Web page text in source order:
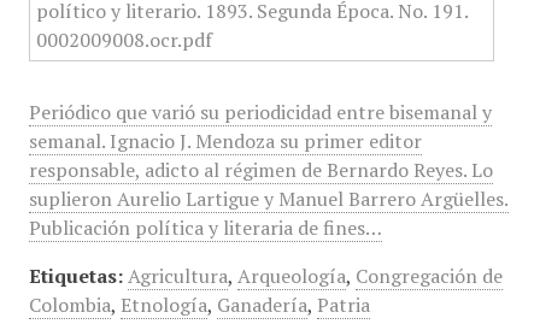
Periódico que varió su periodicidad entre bisemanal y
semanal. Ignacio J. Mendoza su primer editor
responsable, adicto al régimen de Bernardo Reyes. Lo
suplieron Aurelio Lartigue y Manuel Barrero Argüelles.
Publicación política y literaria de fines…
Etiquetas: Agricultura, Arqueología, Congregación de
Colombia, Etnología, Ganadería, Patria